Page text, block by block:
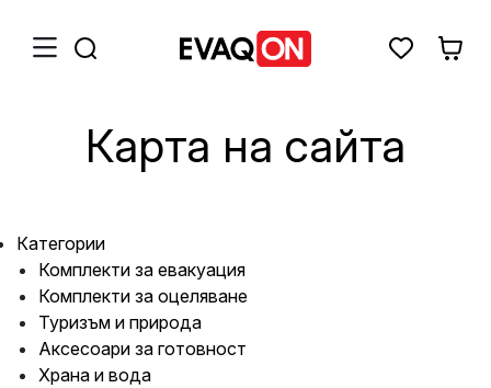
Карта на сайта
Категории
Комплекти за евакуация
Комплекти за оцеляване
Туризъм и природа
Аксесоари за готовност
Храна и вода